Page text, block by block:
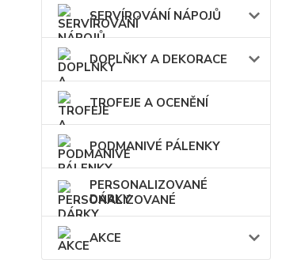
SERVÍROVÁNÍ NÁPOJŮ
DOPLŇKY A DEKORACE
TROFEJE A OCENĚNÍ
PODMANIVÉ PÁLENKY
PERSONALIZOVANÉ
DÁRKY
AKCE